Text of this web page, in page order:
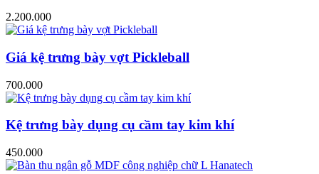
2.200.000
Giá kệ trưng bày vợt Pickleball
700.000
Kệ trưng bày dụng cụ cầm tay kim khí
450.000